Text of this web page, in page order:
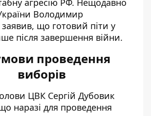
агресію РФ. Нещодавно
Володимир
що готовий піти у
після завершення війни.
проведення
виборів
ЦВК Сергій Дубовик
наразі для проведення